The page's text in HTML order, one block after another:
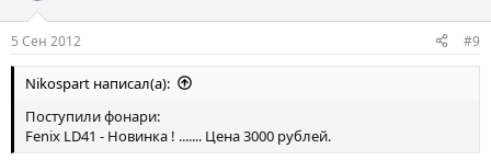
5 Сен 2012 #9
Nikospart написал(а):
Поступили фонари:
Fenix LD41 - Новинка ! ....... Цена 3000 рублей.